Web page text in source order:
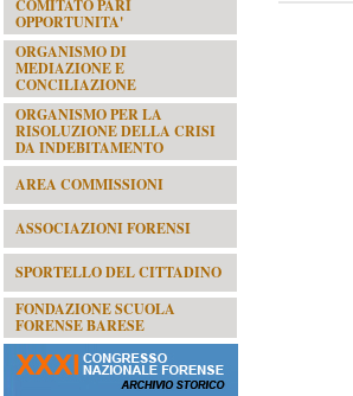
COMITATO PARI
OPPORTUNITA'
ORGANISMO DI
MEDIAZIONE E
CONCILIAZIONE
ORGANISMO PER LA
RISOLUZIONE DELLA CRISI
DA INDEBITAMENTO
AREA COMMISSIONI
ASSOCIAZIONI FORENSI
SPORTELLO DEL CITTADINO
FONDAZIONE SCUOLA
FORENSE BARESE